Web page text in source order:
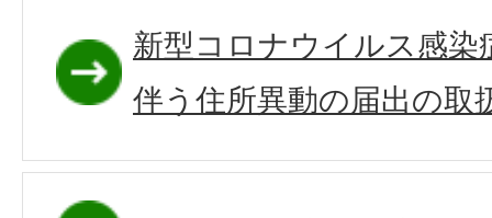
新型コロナウイルス感染
伴う住所異動の届出の取